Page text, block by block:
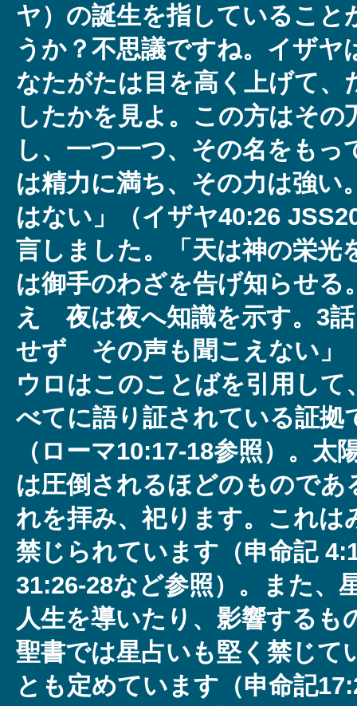
ヤ）の誕生を指していること
うか？不思議ですね。イザヤ
なたがたは目を高く上げて、
したかを見よ。この方はその
し、一つ一つ、その名をもっ
は精力に満ち、その力は強い
はない」（イザヤ40:26
言しました。「天は神の栄
は御手のわざを告げ知らせる
え 夜は夜へ知識を示す。3
せず その声も聞こえない」
ウロはこのことばを引用して
べてに語り証されている証拠
（ローマ10:17‐18参照）。太
は圧倒されるほどのものであ
れを拝み、祀ります。これは
禁じられています（申命記
31:26-28など参照）。また、
人生を導いたり、影響するも
聖書では星占いも堅く禁じて
とも定めています（申命記